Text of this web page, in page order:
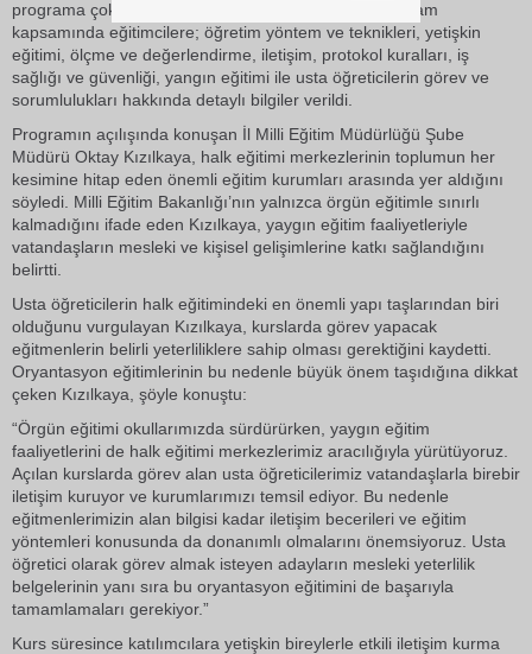
programa çok sayıda usta öğretici adayı katıldı. Program
kapsamında eğitimcilere; öğretim yöntem ve teknikleri, yetişkin
eğitimi, ölçme ve değerlendirme, iletişim, protokol kuralları, iş
sağlığı ve güvenliği, yangın eğitimi ile usta öğreticilerin görev ve
sorumlulukları hakkında detaylı bilgiler verildi.
Programın açılışında konuşan İl Milli Eğitim Müdürlüğü Şube
Müdürü Oktay Kızılkaya, halk eğitimi merkezlerinin toplumun her
kesimine hitap eden önemli eğitim kurumları arasında yer aldığını
söyledi. Milli Eğitim Bakanlığı’nın yalnızca örgün eğitimle sınırlı
kalmadığını ifade eden Kızılkaya, yaygın eğitim faaliyetleriyle
vatandaşların mesleki ve kişisel gelişimlerine katkı sağlandığını
belirtti.
Usta öğreticilerin halk eğitimindeki en önemli yapı taşlarından biri
olduğunu vurgulayan Kızılkaya, kurslarda görev yapacak
eğitmenlerin belirli yeterliliklere sahip olması gerektiğini kaydetti.
Oryantasyon eğitimlerinin bu nedenle büyük önem taşıdığına dikkat
çeken Kızılkaya, şöyle konuştu:
“Örgün eğitimi okullarımızda sürdürürken, yaygın eğitim
faaliyetlerini de halk eğitimi merkezlerimiz aracılığıyla yürütüyoruz.
Açılan kurslarda görev alan usta öğreticilerimiz vatandaşlarla birebir
iletişim kuruyor ve kurumlarımızı temsil ediyor. Bu nedenle
eğitmenlerimizin alan bilgisi kadar iletişim becerileri ve eğitim
yöntemleri konusunda da donanımlı olmalarını önemsiyoruz. Usta
öğretici olarak görev almak isteyen adayların mesleki yeterlilik
belgelerinin yanı sıra bu oryantasyon eğitimini de başarıyla
tamamlamaları gerekiyor.”
Kurs süresince katılımcılara yetişkin bireylerle etkili iletişim kurma